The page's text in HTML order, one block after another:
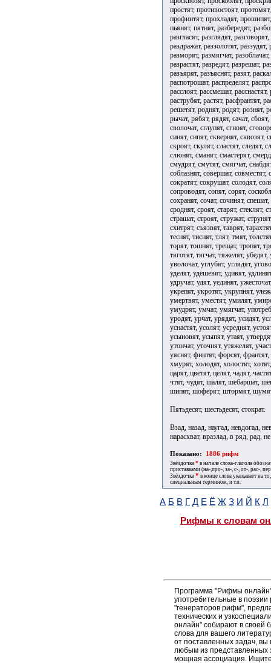
Пятьдесят, шестьдесят, стократ.
Взад, назад, наугад, невдогад,
нарасхват, вразлад, в ряд, рад,
Показано: 1886 рифм
Звёздочка * в начале слова-глагола
приставками (на-,про-, за-, с-, от-, рас-,
Звёздочка * в конце слова указывает на
специальным термином, и т.п.
А Б В Г Д Е Ё Ж З И Й К Л
Рифмы к словам
Программа "Рифмы
употребительные в
"генераторов рифм",
технических и
онлайн" собирают в своей
слова для вашего
от поставленных задач,
любым из
мощная ассоциация. Ищите